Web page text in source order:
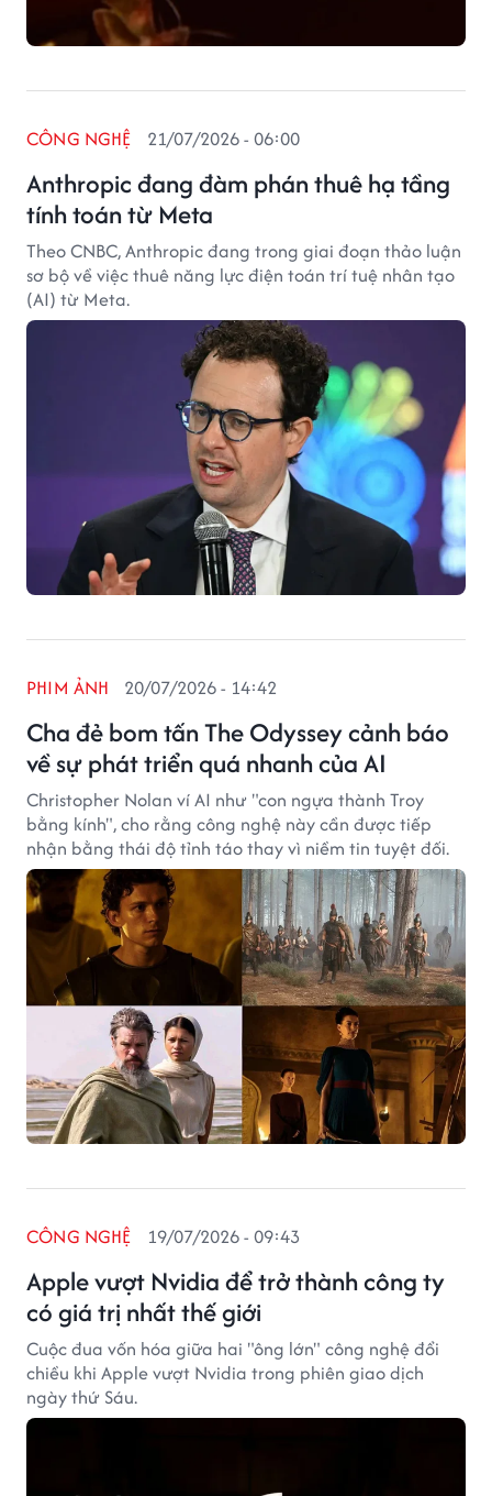
Anthropic đang đàm phán thuê hạ tầng
tính toán từ Meta
CÔNG NGHỆ 21/07/2026 - 06:00
Theo CNBC, Anthropic đang trong giai đoạn thảo luận
sơ bộ về việc thuê năng lực điện toán trí tuệ nhân tạo
(AI) từ Meta.
Cha đẻ bom tấn The Odyssey cảnh báo
về sự phát triển quá nhanh của AI
PHIM ẢNH 20/07/2026 - 14:42
Christopher Nolan ví AI như "con ngựa thành Troy
bằng kính", cho rằng công nghệ này cần được tiếp
nhận bằng thái độ tỉnh táo thay vì niềm tin tuyệt đối.
Apple vượt Nvidia để trở thành công ty
có giá trị nhất thế giới
CÔNG NGHỆ 19/07/2026 - 09:43
Cuộc đua vốn hóa giữa hai "ông lớn" công nghệ đổi
chiều khi Apple vượt Nvidia trong phiên giao dịch
ngày thứ Sáu.